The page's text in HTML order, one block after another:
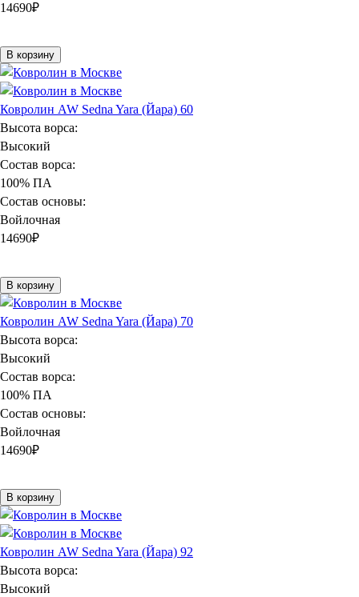
14690₽
В корзину
Ковролин AW Sedna Yara (Йара) 60
Высота ворса:
Высокий
Состав ворса:
100% ПА
Состав основы:
Войлочная
14690₽
В корзину
Ковролин AW Sedna Yara (Йара) 70
Высота ворса:
Высокий
Состав ворса:
100% ПА
Состав основы:
Войлочная
14690₽
В корзину
Ковролин AW Sedna Yara (Йара) 92
Высота ворса:
Высокий